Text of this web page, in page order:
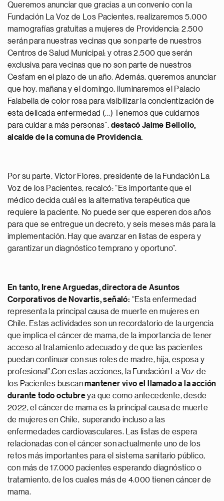
Queremos anunciar que gracias a un convenio con la
Fundación La Voz de Los Pacientes, realizaremos 5.000
mamografías gratuitas a mujeres de Providencia: 2.500
serán para nuestras vecinas que son parte de nuestros
Centros de Salud Municipal; y otras 2.500 que serán
exclusiva para vecinas que no son parte de nuestros
Cesfam en el plazo de un año. Además, queremos anunciar
que hoy, mañana y el domingo, iluminaremos el Palacio
Falabella de color rosa para visibilizar la concientización de
esta delicada enfermedad (...) Tenemos que cuidarnos
para cuidar a más personas”, destacó Jaime Bellolio,
alcalde de la comuna de Providencia.
Por su parte, Víctor Flores, presidente de la Fundación La
Voz de los Pacientes, recalcó: “Es importante que el
médico decida cuál es la alternativa terapéutica que
requiere la paciente. No puede ser que esperen dos años
para que se entregue un decreto, y seis meses más para la
implementación. Hay que avanzar en listas de espera y
garantizar un diagnóstico temprano y oportuno”.
En tanto, Irene Arguedas, directora de Asuntos
Corporativos de Novartis, señaló: “Esta enfermedad
representa la principal causa de muerte en mujeres en
Chile. Estas actividades son un recordatorio de la urgencia
que implica el cáncer de mama, de la importancia de tener
acceso al tratamiento adecuado y de que las pacientes
puedan continuar con sus roles de madre, hija, esposa y
profesional”.Con estas acciones, la Fundación La Voz de
los Pacientes buscanmantener vivo el llamado a la acción
durante todo octubreya que como antecedente, desde
2022, el cáncer de mama es la principal causa de muerte
de mujeres en Chile, superando incluso a las
enfermedades cardiovasculares. Las listas de espera
relacionadas con el cáncer son actualmente uno de los
retos más importantes para el sistema sanitario público,
con más de 17.000 pacientes esperando diagnóstico o
tratamiento, de los cuales más de 4.000 tienen cáncer de
mama.